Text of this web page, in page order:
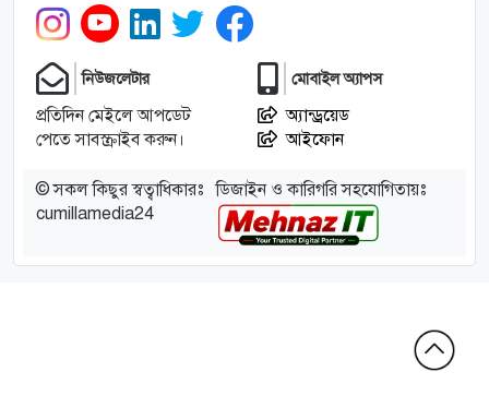
নিউজলেটার
প্রতিদিন মেইলে আপডেট
পেতে সাবস্ক্রাইব করুন।
মোবাইল অ্যাপস
অ্যান্ড্রয়েড
আইফোন
© সকল কিছুর স্বত্বাধিকারঃ
cumillamedia24
ডিজাইন ও কারিগরি সহযোগিতায়ঃ